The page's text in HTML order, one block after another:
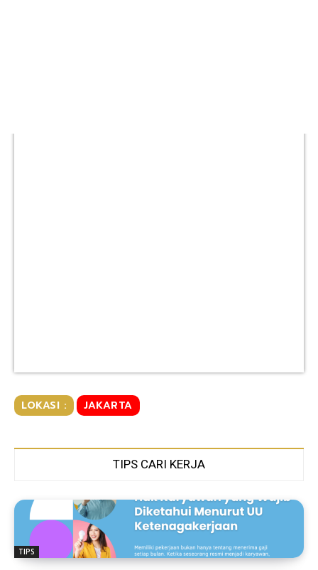
LOKASI : JAKARTA
TIPS CARI KERJA
TIPS